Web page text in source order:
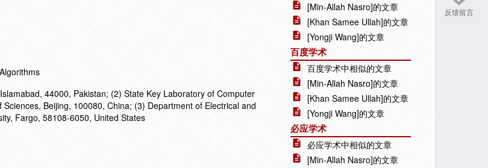
反馈留言
44000, Pakistan; (2) State Key Laboratory of Computer
Beijing, 100080, China; (3) Department of Electrical and
Fargo, 58108-6050, United States
[Min-Allah Nasro]的文章
[Khan Samee Ullah]的文章
[Yongji Wang]的文章
百度学术
百度学术中相似的文章
[Min-Allah Nasro]的文章
[Khan Samee Ullah]的文章
[Yongji Wang]的文章
必应学术
必应学术中相似的文章
[Min-Allah Nasro]的文章